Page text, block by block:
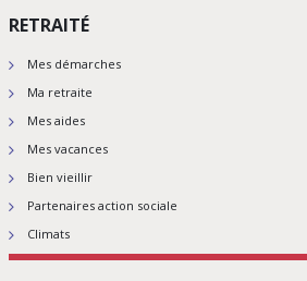
RETRAITÉ
Mes démarches
Ma retraite
Mes aides
Mes vacances
Bien vieillir
Partenaires action sociale
Climats